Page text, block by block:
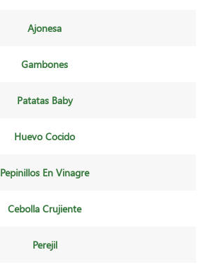
Ajonesa
Gambones
Patatas Baby
Huevo Cocido
Pepinillos En Vinagre
Cebolla Crujiente
Perejil